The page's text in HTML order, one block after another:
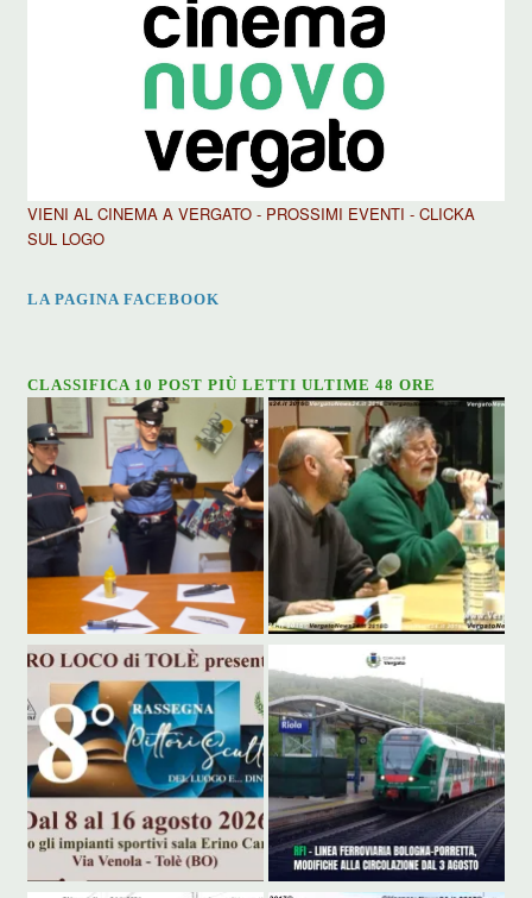
VIENI AL CINEMA A VERGATO - PROSSIMI EVENTI - CLICKA
SUL LOGO
LA PAGINA FACEBOOK
CLASSIFICA 10 POST PIÙ LETTI ULTIME 48 ORE